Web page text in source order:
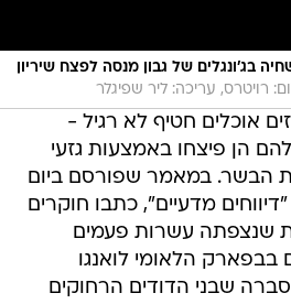
בג'ונגלים של גבון מנסה לפצח שיריון
רויטרס, עריכה: ליר שפיגלר
אוכלים חטיף לא רגיל -
הן פיצחו באמצעות גזעי
הבשר. במאמר שפורסם ביום
מדעיים", כתבו חוקרים
שנצפתה עשרות פעמים
בבפארק הלאומי לואנגו
שבני הדודים הרחוקים